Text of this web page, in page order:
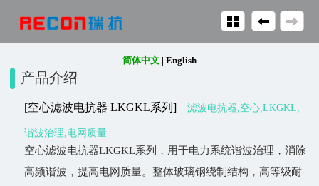
产品介绍
[空心滤波电抗器 LKGKL系列] 滤波电抗器,空心,LKGKL,
谐波治理,电网质量
空心滤波电抗器LKGKL系列，用于电力系统谐波治理，消除
高频谐波，提高电网质量。整体玻璃钢绕制结构，高等级耐
简体中文 | English